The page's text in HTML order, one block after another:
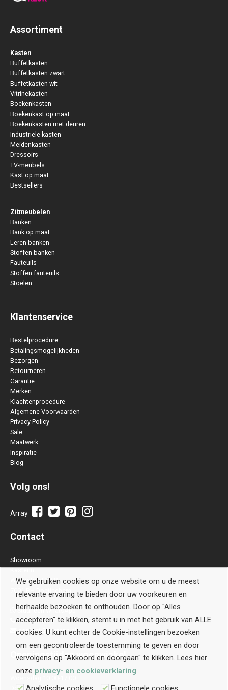
Assortiment
Kasten
Buffetkasten
Buffetkasten zwart
Buffetkasten wit
Vitrinekasten
Boekenkasten
Boekenkast op maat
Boekenkasten met deuren
Industriële kasten
Meidenkasten
Dressoirs
TV-meubels
Kast op maat
Bestsellers
Zitmeubelen
Banken
Bank op maat
Leren banken
Stoffen banken
Fauteuils
Stoffen fauteuils
Stoelen
Klantenservice
Bestelprocedure
Betalingsmogelijkheden
Bezorgen
Retourneren
Garantie
Merken
Klachtenprocedure
Algemene Voorwaarden
Privacy Policy
Sale
Maatwerk
Inspiratie
Blog
Volg ons!
Array
Contact
Showroom
Kastenn
Waterstraat 28 B
7001 BH Doetinchem
Stuur een WhatsApp
0314-514106
contact@kastenn.nl
Openingstijdenwoonwinkel
Donderdag 10:00-17:00
We gebruiken cookies op onze website om u de meest
relevante ervaring te bieden door uw voorkeuren en
herhaalde bezoeken te onthouden. Door op "Alles
accepteren" te klikken, stemt u in met het gebruik van ALLE
cookies. U kunt echter de Cookie-instellingen bezoeken
om een gecontroleerde toestemming te geven en door
vervolgens op "Akkoord en doorgaan" te klikken. Lees hier
onze privacy- en cookieverklaring.